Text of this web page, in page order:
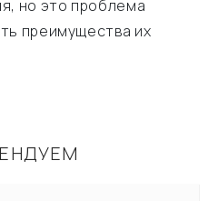
но это проблема
преимущества их